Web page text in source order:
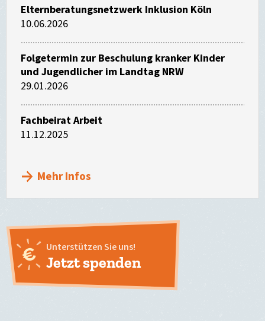
Elternberatungsnetzwerk Inklusion Köln
10.06.2026
Folgetermin zur Beschulung kranker Kinder
und Jugendlicher im Landtag NRW
29.01.2026
Fachbeirat Arbeit
11.12.2025
Mehr Infos
Unterstützen Sie uns!
Jetzt spenden